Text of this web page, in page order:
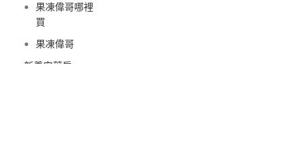
果凍偉哥哪裡
買
果凍偉哥
新義安藥房